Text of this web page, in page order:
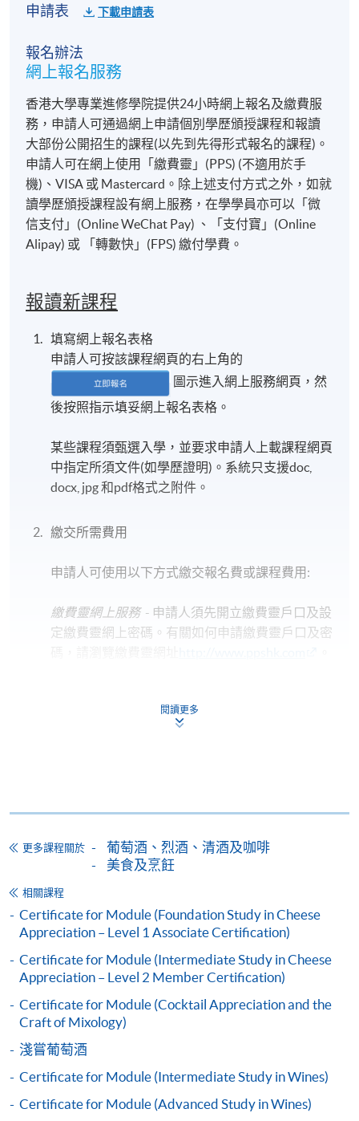
申請表 下載申請表
報名辦法
網上報名服務
香港大學專業進修學院提供24小時網上報名及繳費服
務，申請人可通過網上申請個別學歷頒授課程和報讀
大部份公開招生的課程(以先到先得形式報名的課程)。
申請人可在網上使用「繳費靈」(PPS) (不適用於手
機)、VISA 或 Mastercard。除上述支付方式之外，如就
讀學歷頒授課程設有網上服務，在學學員亦可以「微
信支付」(Online WeChat Pay) 、「支付寶」(Online
Alipay) 或 「轉數快」(FPS) 繳付學費。
報讀新課程
填寫網上報名表格
申請人可按該課程網頁的右上角的
圖示進入網上服務網頁，然
後按照指示填妥網上報名表格。
某些課程須甄選入學，並要求申請人上載課程網頁
中指定所須文件(如學歷證明)。系統只支援doc,
docx, jpg 和pdf格式之附件。
繳交所需費用
申請人可使用以下方式繳交報名費或課程費用:
繳費靈網上服務- 申請人須先開立繳費靈戶口及設
定繳費靈網上密碼。有關如何申請繳費靈戶口及密
Mastercard（包括「香港大學專業進修學院
學中心作付款安排。
如欲了解如何於網上報讀新課程及繳費，請瀏覽網上
申請/報讀指南 :
-短期課程
- 個別學歷頒授課程
報讀同一學歷頒授課程內其他單元
個別課程為須報讀同一學歷頒授課程及其他單元或繳
交下期學費的學員，提供網上服務，如學員就讀的課
程設有此服務，課程負責人會通知學員有關程序。
閱讀更多
更多課程關於
葡萄酒、烈酒、清酒及咖啡
美食及烹飪
相關課程
Certificate for Module (Foundation Study in Cheese
Appreciation – Level 1 Associate Certification)
Certificate for Module (Intermediate Study in Cheese
Appreciation – Level 2 Member Certification)
Certificate for Module (Cocktail Appreciation and the
Craft of Mixology)
淺嘗葡萄酒
Certificate for Module (Intermediate Study in Wines)
Certificate for Module (Advanced Study in Wines)